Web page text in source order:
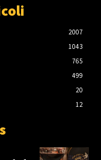
2007
1043
765
499
20
12